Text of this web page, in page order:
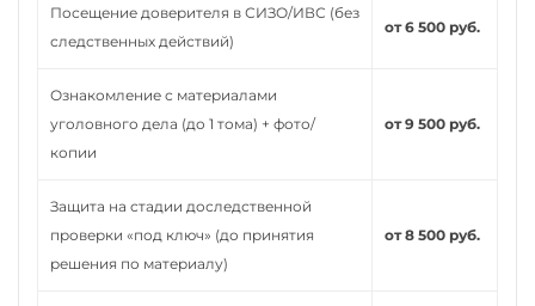
Посещение доверителя в СИЗО/ИВС (без
следственных действий)
от 6 500 руб.
Ознакомление с материалами
уголовного дела (до 1 тома) + фото/
копии
от 9 500 руб.
Защита на стадии доследственной
проверки «под ключ» (до принятия
решения по материалу)
от 8 500 руб.